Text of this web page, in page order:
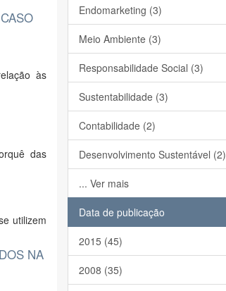
às
das
utilizem
NA
Endomarketing (3)
Meio Ambiente (3)
Responsabilidade Social (3)
Sustentabilidade (3)
Contabilidade (2)
Desenvolvimento Sustentável (2)
... Ver mais
Data de publicação
2015 (45)
2008 (35)